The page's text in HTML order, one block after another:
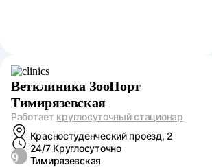
Ветклиника ЗооПорт
Тимирязевская
Работает круглосуточный стационар
Красностуденческий проезд, 2
24/7 Круглосуточно
9 Тимирязевская